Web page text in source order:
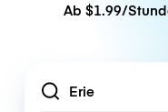
Ab $1.99/
Location